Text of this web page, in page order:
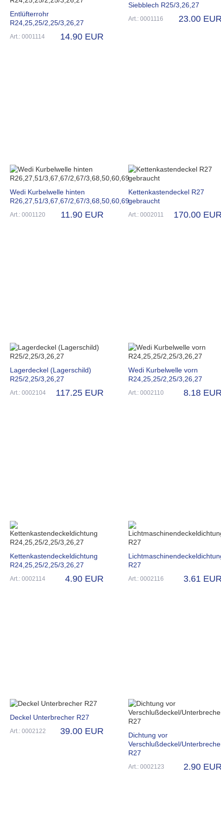
Entlüfterrohr
R24,25,25/2,25/3,26,27
Art.: 0001114 14.90 EUR
Siebblech R25/3,26,27
Art.: 0001116 23.00
Wedi Kurbelwelle hinten
R26,27,51/3,67,67/2,67/3,68,50,60,69
Art.: 0001120 11.90 EUR
Kettenkastendeckel R27
gebraucht
Art.: 0002011 170.00
Lagerdeckel (Lagerschild)
R25/2,25/3,26,27
Art.: 0002104 117.25 EUR
Wedi Kurbelwelle vorn
R24,25,25/2,25/3,26,27
Art.: 0002110 8.18
Kettenkastendeckeldichtung
R24,25,25/2,25/3,26,27
Art.: 0002114 4.90 EUR
R27
Art.: 0002116 3.61
Deckel Unterbrecher R27
Art.: 0002122 39.00 EUR
Dichtung vor
Verschlußdeckel/
R27
Art.: 0002123 2.90